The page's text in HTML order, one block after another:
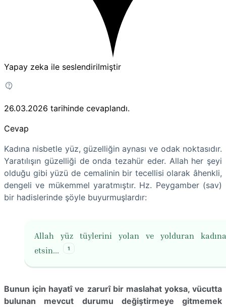
Yapay zeka ile seslendirilmiştir
26.03.2026 tarihinde cevaplandı.
Cevap
Kadına nisbetle yüz, güzelliğin aynası ve odak noktasıdır.
Yaratılışın güzelliği de onda tezahür eder. Allah her şeyi
olduğu gibi yüzü de cemalinin bir tecellisi olarak âhenkli,
dengeli ve mükemmel yaratmıştır. Hz. Peygamber (sav)
bir hadislerinde şöyle buyurmuşlardır:
Allah yüz tüylerini yolan ve yolduran
etsin...
1
Bunun için hayatî ve zarurî bir maslahat yoksa, vücutta
bulunan mevcut durumu değiştirmeye gitmemek